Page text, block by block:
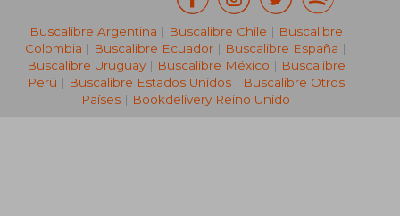
Buscalibre Argentina | Buscalibre Chile | Buscalibre
Colombia | Buscalibre Ecuador | Buscalibre España |
Buscalibre Uruguay| Buscalibre México | Buscalibre
Perú | Buscalibre Estados Unidos| Buscalibre Otros
Países | Bookdelivery Reino Unido